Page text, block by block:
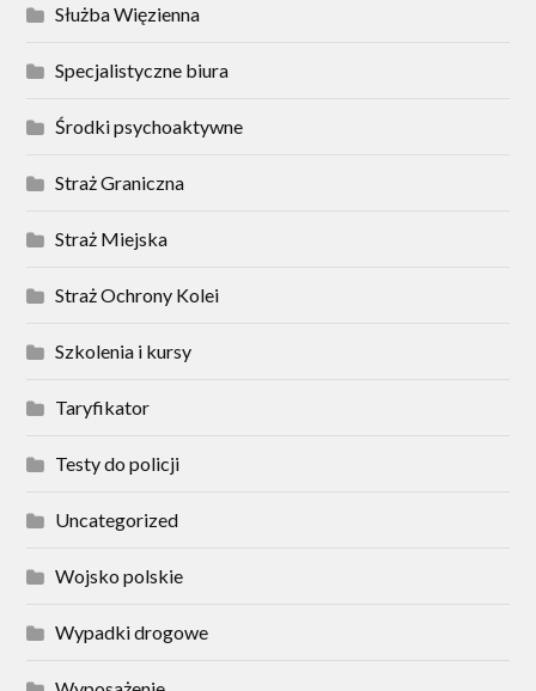
Służba Więzienna
Specjalistyczne biura
Środki psychoaktywne
Straż Graniczna
Straż Miejska
Straż Ochrony Kolei
Szkolenia i kursy
Taryfikator
Testy do policji
Uncategorized
Wojsko polskie
Wypadki drogowe